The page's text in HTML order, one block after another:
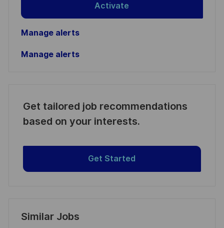
Activate
Manage alerts
Manage alerts
Get tailored job recommendations
based on your interests.
Get Started
Similar Jobs